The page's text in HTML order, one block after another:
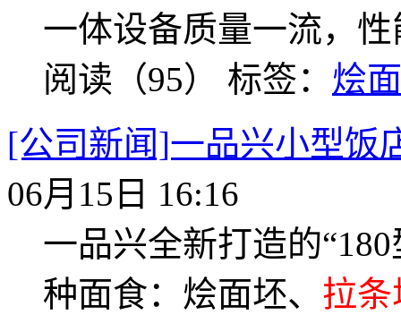
一体设备质量一流，
阅读（95） 标签： 烩
[公司新闻]一品兴小型饭
06月15日 16:16
一品兴全新打造的
种面食：烩面坯、 拉条